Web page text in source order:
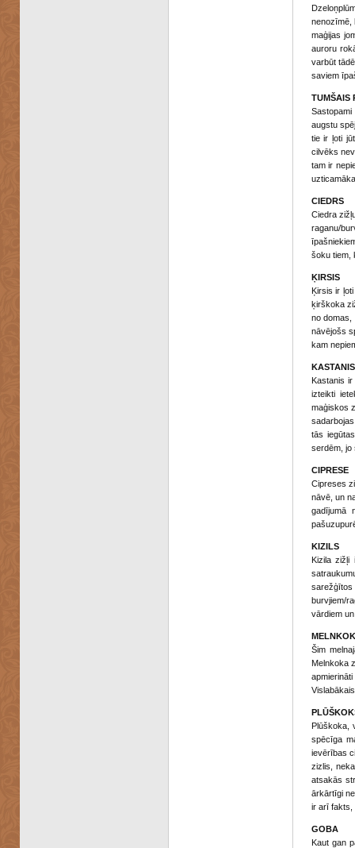
nenozīmē,
maģijas
auroru
varbūt
saviem
TUMŠAIS
augstu
tie ir ļoti
cilvēks
tam ir
CIEDRS
Ciedra
raganu/
šoku tiem,
ĶIRSIS
Ķirsis ir
ķirškoka
no
nāvējošs
kam
KASTANIS
Kastanis
izteikti
maģiskos
tās
serdēm, jo
CIPRESE
Cipreses
nāvē, un
gadījumā
KIZILS
Kizila zižļi
burvjiem/
vārdiem
Šim
Melnkoka
Plūškoka,
spēcīga
ievērības
zizlis,
atsakās
ārkārtīgi
ir arī fakts,
GOBA
Kaut gan